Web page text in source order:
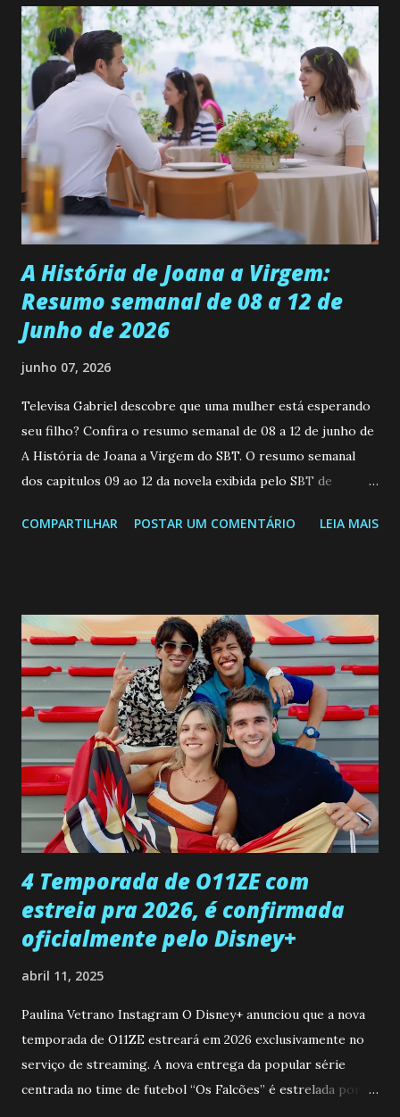
permanecer virgem até encontrar o homem que realmente
ama, o que não é fácil, já que dedica todas as suas energias a
se aprimorar, trabalhando, estudando e se orgulhando de
ser a primeira mulher da família a ingressar na
universidade. Ela tem uma personalidade muito alegre, é
muito madura para a idade, determinada, criativa e
empática. Detesta injustiças e é uma ótima amiga. Pode ser
teimosa e muito persistente quando decide fazer algo.
Durante um exame ginecológico, ela é inseminada por eng...
A História de Joana a Virgem:
Resumo semanal de 08 a 12 de
Junho de 2026
junho 07, 2026
Televisa Gabriel descobre que uma mulher está esperando
seu filho? Confira o resumo semanal de 08 a 12 de junho de
A História de Joana a Virgem do SBT. O resumo semanal
dos capitulos 09 ao 12 da novela exibida pelo SBT de
a Programação Semanal do SBT de 08/06/26 a 14/06/26
confessa a Gabriel que ele demonstrou ser o tipo de
pessoa que ela tanto desejou durante toda a vida. Camila
entra no quarto de Gabriel e imagina como seria o
encontro deles, quando conseguir seduzi-lo. Manuel avisa a
Paula sobre a suposta infidelidade de Gabriel com Joana.
Rogerio consegue se livrar de todas as suspeitas pelo
desaparecimento de Francisco, apontando que ele poderia
ter sido vítima da fúria de Gabriel. Artur informa a Gabriel
que a clínica inseminou por engano outra paciente, que está
...
COMPARTILHAR POSTAR UM COMENTÁRIO LEIA MAIS
4 Temporada de O11ZE com
estreia pra 2026, é confirmada
oficialmente pelo Disney+
abril 11, 2025
Paulina Vetrano Instagram O Disney+ anunciou que a nova
temporada de O11ZE estreará em 2026 exclusivamente no
serviço de streaming. A nova entrega da popular série
centrada no time de futebol “Os Falcões” é estrelada por